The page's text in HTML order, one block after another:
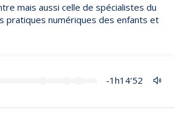
mais aussi celle de spécialistes du
pratiques numériques des enfants et
-1h14‘52